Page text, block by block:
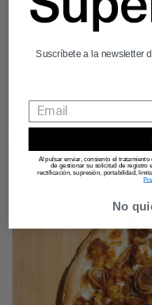
Usos y conservación
Suscríbete a la newsletter
Al pulsar enviar, consiento el
de gestionar su solicitud de registro
rectificación, supresión, portabilidad,
No